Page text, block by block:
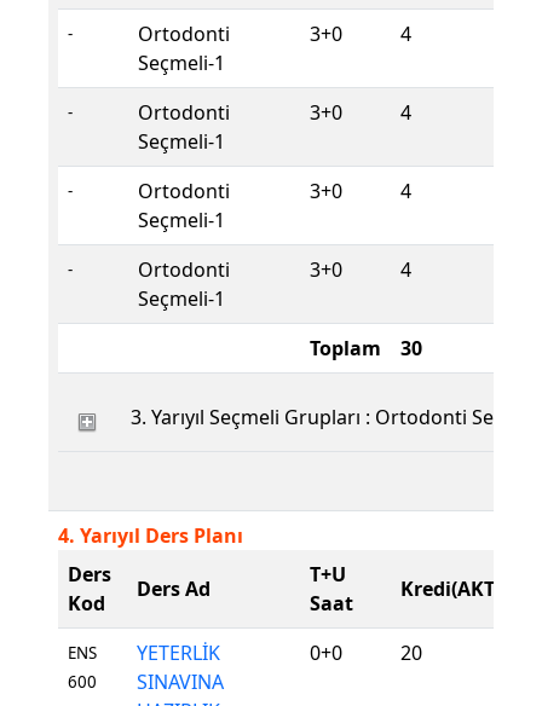
-
Ortodonti
Seçmeli-1
3+0 4
-
Ortodonti
Seçmeli-1
3+0 4
-
Ortodonti
Seçmeli-1
3+0 4
-
Ortodonti
Seçmeli-1
3+0 4
Toplam 30
3. Yarıyıl Seçmeli Grupları : Ortodonti
4. Yarıyıl Ders Planı
Ders
Kod
Ders Ad
T+U
Saat
Kredi(AKTS)
ENS
600
YETERLİK
SINAVINA
0+0 20